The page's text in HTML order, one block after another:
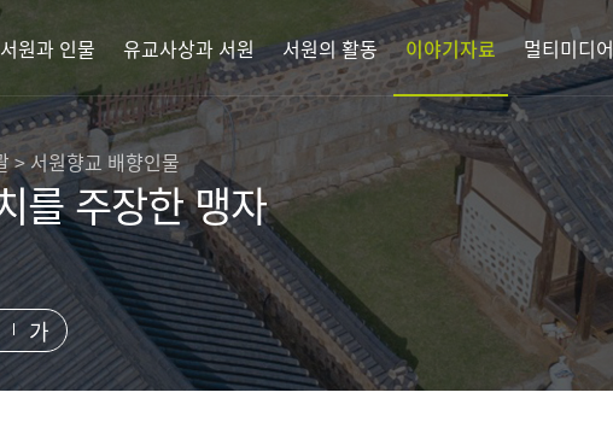
서원과 인물 유교사상과 서원 서원의 활동 이야기자료 멀티미디어
> 서원향교 배향인물
를 주장한 맹자
가